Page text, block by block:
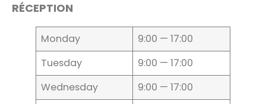
RÉCEPTION
Monday
9:00 — 17:00
Tuesday
9:00 — 17:00
Wednesday
9:00 — 17:00